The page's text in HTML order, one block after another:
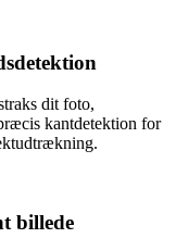
dit foto,
kantdetektion for
billede